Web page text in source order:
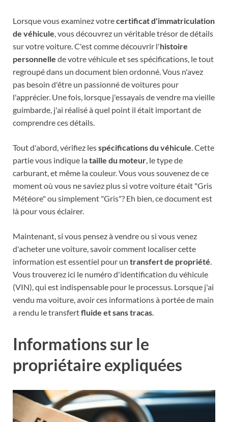
Lorsque vous examinez votrecertificat d'immatriculation
de véhicule, vous découvrez un véritable trésor de détails
sur votre voiture. C'est comme découvrir l'histoire
personnelle de votre véhicule et ses spécifications, le tout
regroupé dans un document bien ordonné. Vous n'avez
pas besoin d'être un passionné de voitures pour
l'apprécier. Une fois, lorsque j'essayais de vendre ma vieille
guimbarde, j'ai réalisé à quel point il était important de
comprendre ces détails.
Tout d'abord, vérifiez lesspécifications du véhicule. Cette
partie vous indique lataille du moteur, le type de
carburant, et même la couleur. Vous vous souvenez de ce
moment où vous ne saviez plus si votre voiture était "Gris
Météore" ou simplement "Gris"? Eh bien, ce document est
là pour vous éclairer.
Maintenant, si vous pensez à vendre ou si vous venez
d'acheter une voiture, savoir comment localiser cette
information est essentiel pour un transfert de propriété.
Vous trouverez ici le numéro d'identification du véhicule
(VIN), qui est indispensable pour le processus. Lorsque j'ai
vendu ma voiture, avoir ces informations à portée de main
a rendu le transfertfluide et sans tracas.
Informations sur le
propriétaire expliquées